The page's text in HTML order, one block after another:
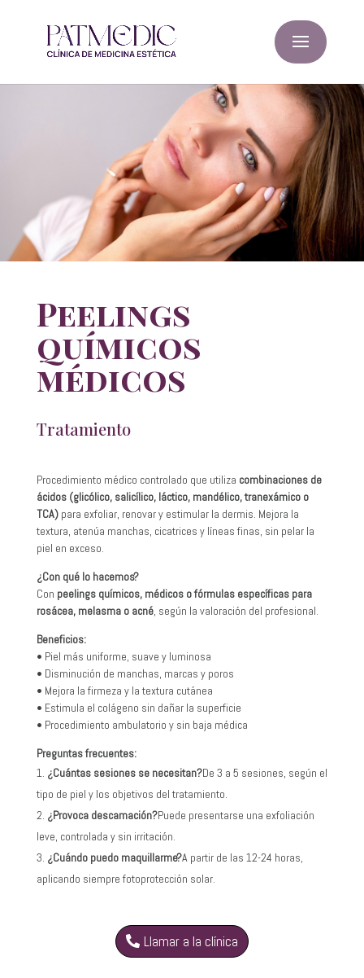
Peelings
químicos
médicos
Tratamiento
Procedimiento médico controlado que utiliza combinaciones de
ácidos (glicólico, salicílico, láctico, mandélico, tranexámico o
TCA) para exfoliar, renovar y estimular la dermis. Mejora la
textura, atenúa manchas, cicatrices y líneas finas, sin pelar la
piel en exceso.
¿Con qué lo hacemos?
Con peelings químicos, médicos o fórmulas específicas para
rosácea, melasma o acné, según la valoración del profesional.
Beneficios:
• Piel más uniforme, suave y luminosa
• Disminución de manchas, marcas y poros
• Mejora la firmeza y la textura cutánea
• Estimula el colágeno sin dañar la superficie
• Procedimiento ambulatorio y sin baja médica
Preguntas frecuentes:
¿Cuántas sesiones se necesitan?De 3 a 5 sesiones, según el
tipo de piel y los objetivos del tratamiento.
¿Provoca descamación?Puede presentarse una exfoliación
leve, controlada y sin irritación.
¿Cuándo puedo maquillarme?A partir de las 12-24 horas,
aplicando siempre fotoprotección solar.
Llamar a la clínica